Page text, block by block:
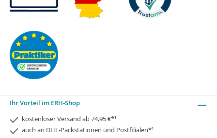
Ihr Vorteil im ERH-Shop
kostenloser Versand ab 74,95 €*¹
auch an DHL-Packstationen und Postfilialen*¹